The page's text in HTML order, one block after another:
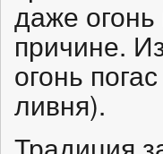
даже огонь
причине.
огонь
ливня).